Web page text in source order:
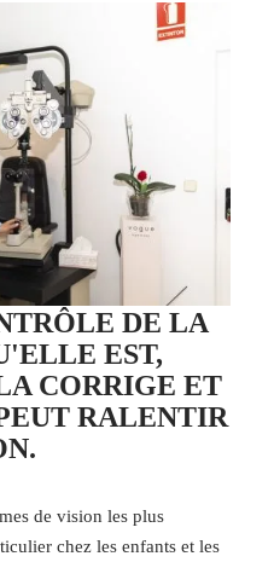
DE LA
EST,
CORRIGE ET
RALENTIR
de vision les plus
chez les enfants et les